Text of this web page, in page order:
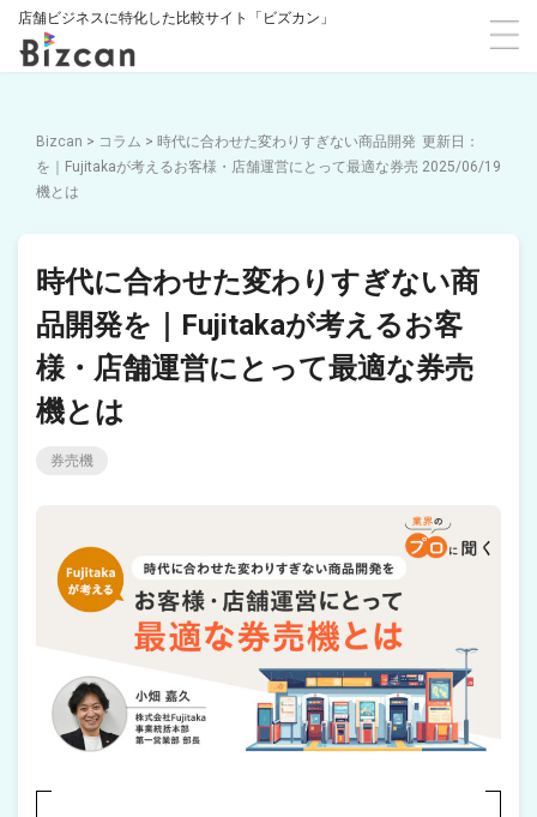
店舗ビジネスに特化した比較サイト「ビズカン」
Bizcan > コラム > 時代に合わせた変わりすぎない商品開発
を｜Fujitakaが考えるお客様・店舗運営にとって最適な券売
機とは
2025/06/19
時代に合わせた変わりすぎない商
品開発を｜Fujitakaが考えるお客
様・店舗運営にとって最適な券売
機とは
券売機